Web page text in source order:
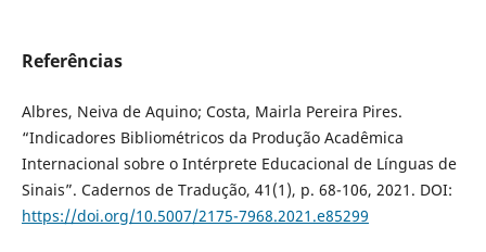
Referências
Albres, Neiva de Aquino; Costa, Mairla Pereira Pires.
“Indicadores Bibliométricos da Produção Acadêmica
Internacional sobre o Intérprete Educacional de Línguas de
Sinais”. Cadernos de Tradução, 41(1), p. 68-106, 2021. DOI:
https://doi.org/10.5007/2175-7968.2021.e85299